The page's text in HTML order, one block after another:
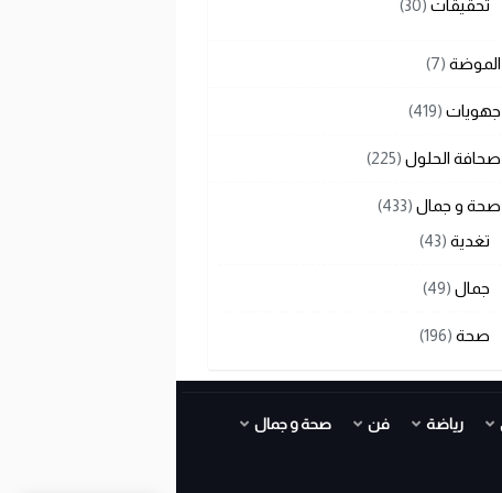
تحقيقات (30)
الموضة (7)
جهويات (419)
صحافة الحلول (225)
صحة و جمال (433)
تغدية (43)
جمال (49)
صحة (196)
رياضة فن صحة و جمال